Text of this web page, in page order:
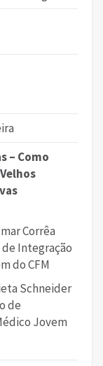
– Como
Corrêa
Integração
do CFM
Schneider
de
Jovem